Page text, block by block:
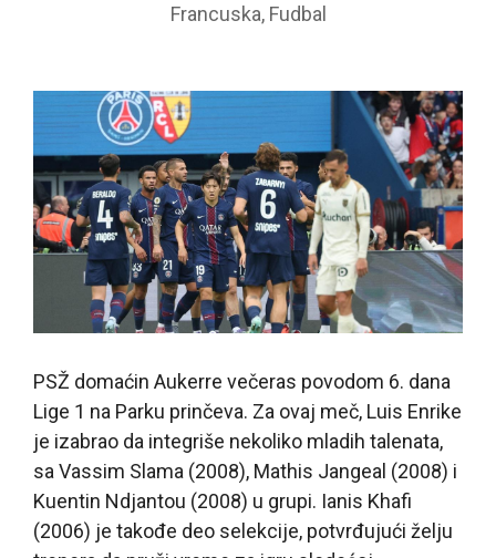
Francuska, Fudbal
PSŽ domaćin Aukerre večeras povodom 6. dana
Lige 1 na Parku prinčeva. Za ovaj meč, Luis Enrike
je izabrao da integriše nekoliko mladih talenata,
sa Vassim Slama (2008), Mathis Jangeal (2008) i
Kuentin Ndjantou (2008) u grupi. Ianis Khafi
(2006) je takođe deo selekcije, potvrđujući želju